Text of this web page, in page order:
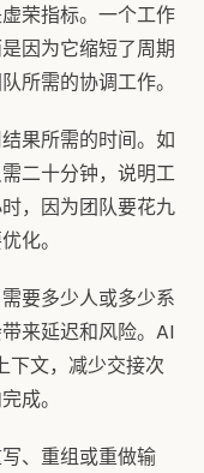
荣指标。一个工作
因为它缩短了周期
所需的协调工作。
果所需的时间。如
二十分钟，说明工
，因为团队要花九
化。
要多少人或多少系
来延迟和风险。AI
下文，减少交接次
成。
、重组或重做输